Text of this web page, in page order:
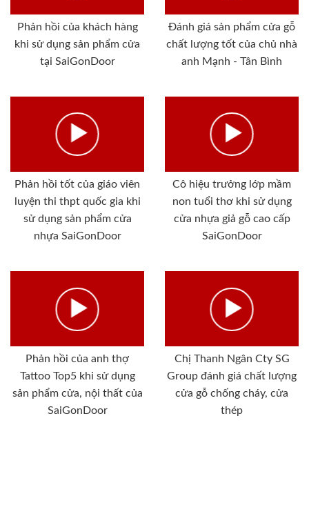
Phản hồi của khách hàng
khi sử dụng sản phẩm cửa
tại SaiGonDoor
Đánh giá sản phẩm cửa gỗ
chất lượng tốt của chủ nhà
anh Mạnh - Tân Bình
Phản hồi tốt của giáo viên
luyện thi thpt quốc gia khi
sử dụng sản phẩm cửa
nhựa SaiGonDoor
Cô hiệu trưởng lớp mầm
non tuổi thơ khi sử dụng
cửa nhựa giả gỗ cao cấp
SaiGonDoor
Phản hồi của anh thợ
Tattoo Top5 khi sử dụng
sản phẩm cửa, nội thất của
SaiGonDoor
Chị Thanh Ngân Cty SG
Group đánh giá chất lượng
cửa gỗ chống cháy, cửa
thép